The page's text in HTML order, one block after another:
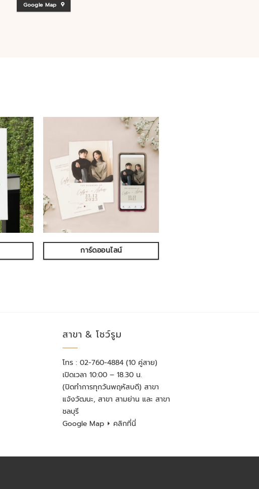
Google Map
การ์ดออนไลน์
สาขา & โชว์รูม
โทร : 02-760-4884 (10 คู่สาย)
เปิดเวลา 10:00 – 18.30 น.
(ปิดทำการทุกวันพฤหัสบดี) สาขา
แจ้งวัฒนะ, สาขา สามย่าน และ สาขา
ชลบุรี
Google Map ⏵ คลิกที่นี่